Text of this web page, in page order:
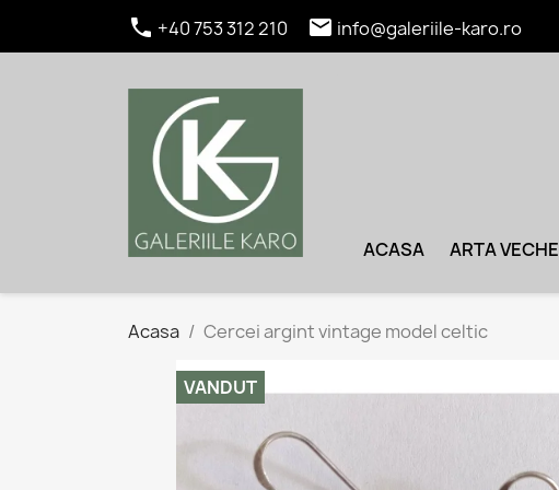
 +40 753 312 210  info@galeriile-karo.ro
ACASA ARTA VECHE
Acasa Cercei argint vintage model celtic
VANDUT